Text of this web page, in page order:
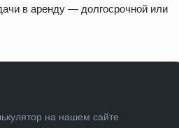
в аренду — долгосрочной или
на нашем сайте